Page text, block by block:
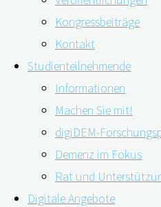
Kongressbeiträge
Kontakt
Studienteilnehmende
Informationen
Machen Sie mit!
digiDEM-
Demenz im Fokus
Rat und
Digitale Angebote